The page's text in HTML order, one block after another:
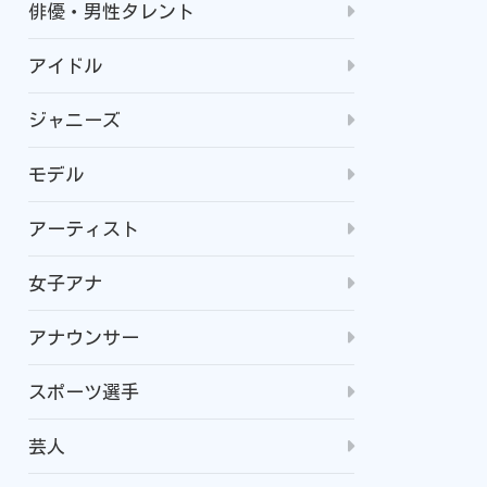
俳優・男性タレント
アイドル
ジャニーズ
モデル
アーティスト
女子アナ
アナウンサー
スポーツ選手
芸人